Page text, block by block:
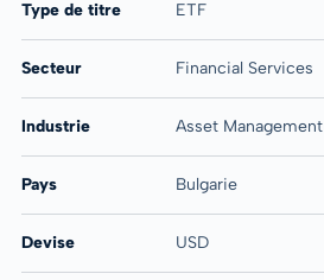
Type de titre ETF
Secteur Financial Services
Industrie Asset Management
Pays Bulgarie
Devise USD